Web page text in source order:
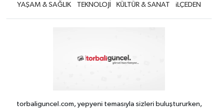
YAŞAM & SAĞLIK
TEKNOLOJİ KÜLTÜR & SANAT iLÇEDEN
torbaliguncel.com, yepyeni temasıyla sizleri buluştururken,